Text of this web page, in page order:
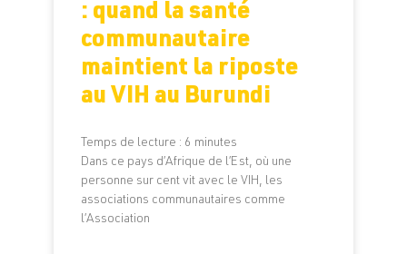
: quand la santé
communautaire
maintient la riposte
au VIH au Burundi
Temps de lecture : 6 minutes
Dans ce pays d’Afrique de l’Est, où une
personne sur cent vit avec le VIH, les
associations communautaires comme
l’Association